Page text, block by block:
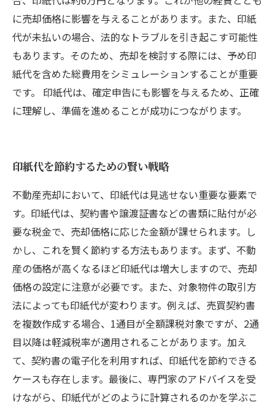
に売却価格に影響を与えることがあります。また、印紙
代が未払いの場合、法的なトラブルを引き起こす可能性
もあります。そのため、売却を検討する際には、予め印
紙代を含めた総費用をシミュレーションすることが重要
です。 印紙代は、確定申告にも影響を与えるため、正確
に理解し、準備を進めることが成功につながります。
印紙代を節約するための賢い戦略
不動産売却において、印紙代は見逃せない重要な要素で
す。印紙代は、契約書や譲渡証書などの書類に貼付が必
要な税金で、売却価格に応じた金額が課せられます。し
かし、これを賢く節約する方法もあります。まず、不動
産の価格が高くなるほど印紙代は増大しますので、売却
価格の設定に注意が必要です。また、対象物件の取引方
法によっても印紙代が変わります。例えば、売買契約書
を複数作成する場合、1通目が全額課税対象ですが、2通
目以降は軽減税率が適用されることがあります。加え
て、契約書の電子化を利用すれば、印紙代を節約できる
ケースも存在します。最後に、専門家のアドバイスを受
けながら、印紙代がどのように計算されるのかを学ぶこ